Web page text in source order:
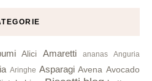
Alici Amaretti ananas Anguria
Aringhe Asparagi Avena Avocado